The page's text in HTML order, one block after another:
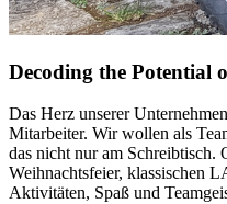
Decoding the Potential
Das Herz unserer
Mitarbeiter. Wir wollen als
das nicht nur am Schreibtisch.
Weihnachtsfeier, klassischen
Aktivitäten, Spaß und